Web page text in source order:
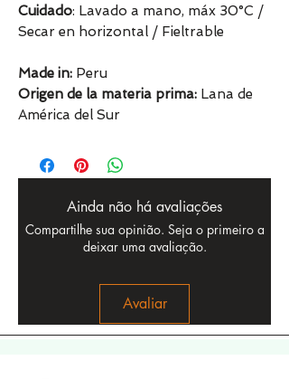
Cuidado: Lavado a mano, máx 30°C /
Secar en horizontal / Fieltrable
Made in: Peru
Origen de la materia prima: Lana de
América del Sur
Ainda não há avaliações
Compartilhe sua opinião. Seja o primeiro a
deixar uma avaliação.
Avaliar